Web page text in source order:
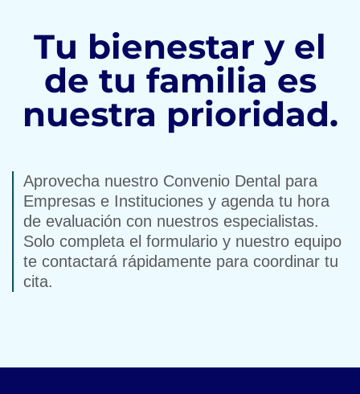
Tu bienestar y el
de tu familia es
nuestra prioridad.
Aprovecha nuestro Convenio Dental para
Empresas e Instituciones y agenda tu hora
de evaluación con nuestros especialistas.
Solo completa el formulario y nuestro equipo
te contactará rápidamente para coordinar tu
cita.